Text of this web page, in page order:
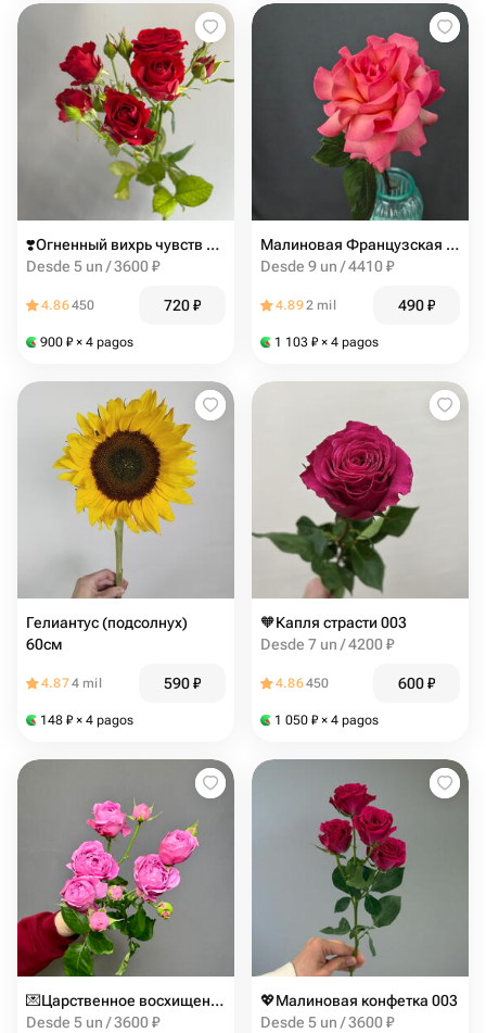
❣️Огненный вихрь чувств 003
Desde 5 un / 3600 ₽
4.86450 720₽
900 ₽ × 4 pagos
Малиновая Французская роза
Desde 9 un / 4410 ₽
4.892 mil 490₽
1 103 ₽ × 4 pagos
Гелиантус (подсолнух)
60см
4.874 mil 590₽
148 ₽ × 4 pagos
🧡Капля страсти 003
Desde 7 un / 4200 ₽
4.86450 600₽
1 050 ₽ × 4 pagos
💌Царственное восхищение 003
Desde 5 un / 3600 ₽
💖Малиновая конфетка 003
Desde 5 un / 3600 ₽